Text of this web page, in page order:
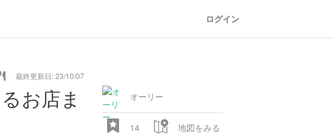
ログイン
最終更新日: 23/10/07
お店ま
オーリー
14 地図をみる